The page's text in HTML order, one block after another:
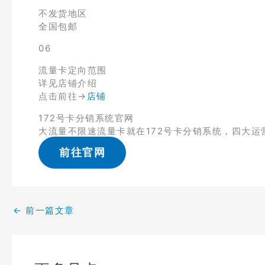
不发货地区
全国包邮
06
流量卡定向范围
详见店铺介绍
点击前往→ 店铺
172号卡分销系统官网
大流量不限速流量卡就在172号卡分销系统，四大运
前往官网
← 前一篇文章